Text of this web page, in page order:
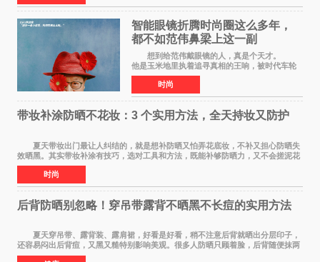
智能眼镜折腾时尚圈这么多年，
都不如范伟鼻梁上这一副
想到给范伟戴眼镜的人，真是个天才。
他是玉米地里执着追寻真相的王响，被时代车轮
碾过，轴得让人心疼；在《马大帅》里，他是穿
貂皮大衣、永远在做梦的辽北第一狠人范德彪，
体面全靠嘴硬撑
时尚
带妆补涂防晒不花妆：3 个实用方法，全天持妆又防护
夏天带妆出门最让人纠结的，就是想补防晒又怕弄花底妆，不补又担心防晒失
效晒黑。其实带妆补涂有技巧，选对工具和方法，既能补够防晒力，又不会搓泥花
妆，全天持妆和防护可以同时兼顾。 第
时尚
后背防晒别忽略！穿吊带露背不晒黑不长痘的实用方法
夏天穿吊带、露背装、露肩裙，好看是好看，稍不注意后背就晒出分层印子，
还容易闷出后背痘，又黑又糙特别影响美观。很多人防晒只顾着脸，后背随便抹两
下甚至完全不涂，结果晒黑后好几个月都白